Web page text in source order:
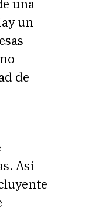
una
un
de
Así